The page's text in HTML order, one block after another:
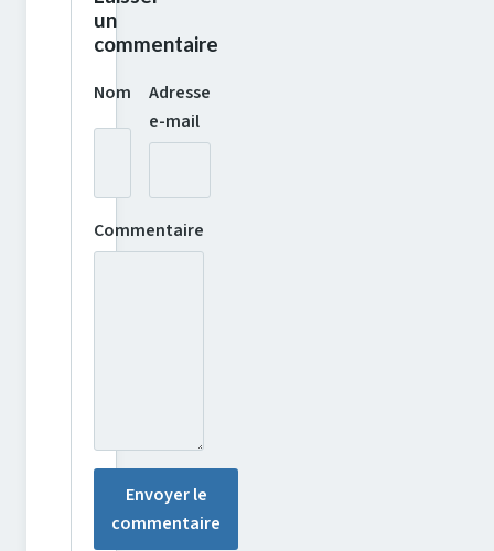
un
commentaire
Nom
Adresse
e-mail
Commentaire
Envoyer le
commentaire